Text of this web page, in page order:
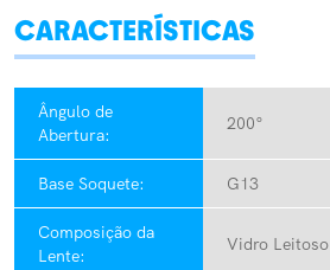
CARACTERÍSTICAS
Ângulo de
Abertura:
200°
Base Soquete: G13
Composição da
Lente:
Vidro Leitoso